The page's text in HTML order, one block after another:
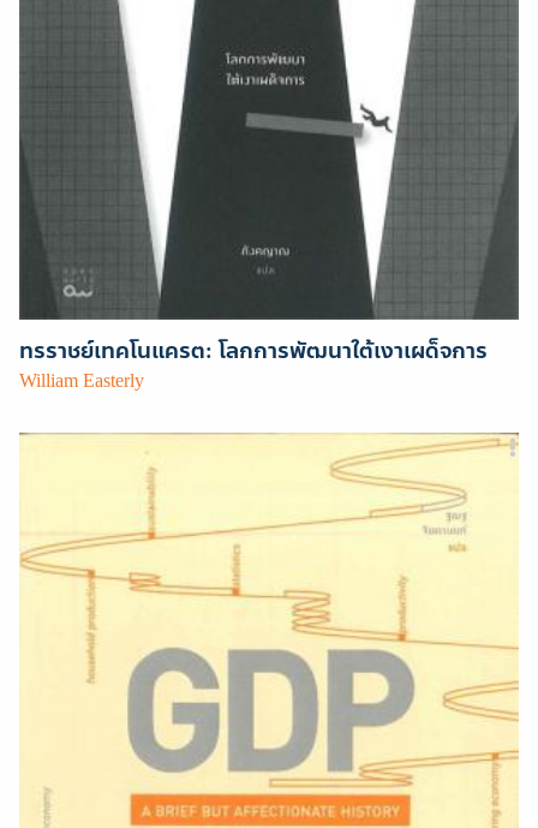
ทรราชย์เทคโนแครต: โลกการพัฒนาใต้เงาเผด็จการ
William Easterly